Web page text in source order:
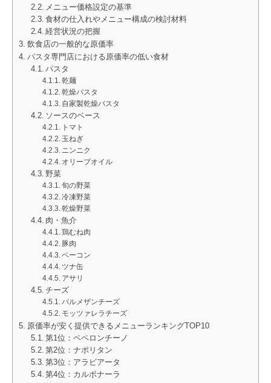
メニュー価格設定の基準
食材の仕入れやメニュー構成の検討材料
経営状況の把握
飲食店の一般的な原価率
パスタ専門店における原価率の低い食材
パスタ
乾麺
乾燥パスタ
自家製乾燥パスタ
ソースのベース
トマト
玉ねぎ
ニンニク
オリーブオイル
野菜
旬の野菜
冷凍野菜
乾燥野菜
肉・魚介
鶏むね肉
豚肉
ベーコン
ツナ缶
アサリ
チーズ
パルメザンチーズ
モッツァレラチーズ
原価率が安く提供できるメニューランキングTOP10
第1位：ペペロンチーノ
第2位：ナポリタン
第3位：アラビアータ
第4位：カルボナーラ